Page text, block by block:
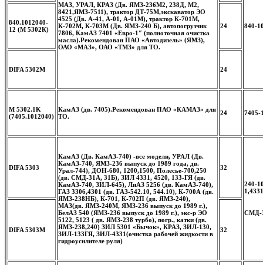
МАЗ, УРАЛ, КРАЗ (Дв. ЯМЗ-236М2, 238Д, М2,
8421,ЯМЗ-7511), трактор ДТ-75М,экскаватор ЭО
4525 (Дв. А-41, А-01, А-01М), трактор К-701М,
К-702М, К-703М (Дв. ЯМЗ-240 Б), автопогрузчик
7806, КамАЗ 7401 «Евро-1″ (полноточная очистка
масла).Рекомендован ПАО «Автодизель» (ЯМЗ),
ОАО «МАЗ», ОАО «ТМЗ» для ТО.
840-
840.1012040-
12 (М 5302К)
24
DIFA 5302M 24
M 5302.1K
(7405.1012040)
КамАЗ (дв. 7405).Рекомендован ПАО «КАМАЗ» для
ТО.
24 7405-
DIFA 5303
КамАЗ (Дв. КамАЗ-740) -все модели, УРАЛ (Дв.
КамАЗ-740, ЯМЗ-236 выпуск до 1989 года, дв.
Урал-744), ДОН-680, 1200,1500, Полесье-700,250
(дв. СМД-31А, 31Б), ЗИЛ 4331, 4520, 133-ГЯ (дв.
КамАЗ-740, ЗИЛ-645), ЛиАЗ 5256 (дв. КамАЗ-740),
ГАЗ 3306,4301 (дв. ГАЗ-542.10, 544.10), К-700А (дв.
ЯМЗ-238НБ), К-701, К-702П (дв. ЯМЗ-240),
МАЗ(дв. ЯМЗ-240М, ЯМЗ-236 выпуск до 1989 г.),
БелАЗ 540 (ЯМЗ-236 выпуск до 1989 г.), экс-р ЭО
5122, 5123 ( дв. ЯМЗ-238 турбо), погр., катки (дв.
ЯМЗ-238,240) ЗИЛ 5301 «Бычок», КРАЗ, ЗИЛ-130,
ЗИЛ-133ГЯ, ЗИЛ-4331(очистка рабочей жидкости в
гидроусилителе руля)
32
240-
1,
СМД-
DIFA 5303M 32